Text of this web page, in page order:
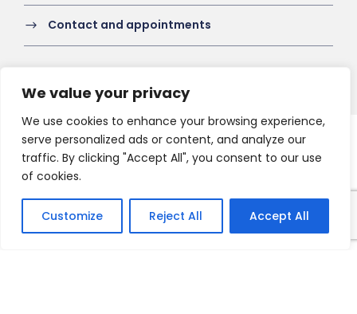
We value your privacy
We use cookies to enhance your browsing experience,
serve personalized ads or content, and analyze our
traffic. By clicking "Accept All", you consent to our use
of cookies.
Customize Reject All Accept All
Contact and appointments
Copyright 2021 HV-A, All Right Reserved